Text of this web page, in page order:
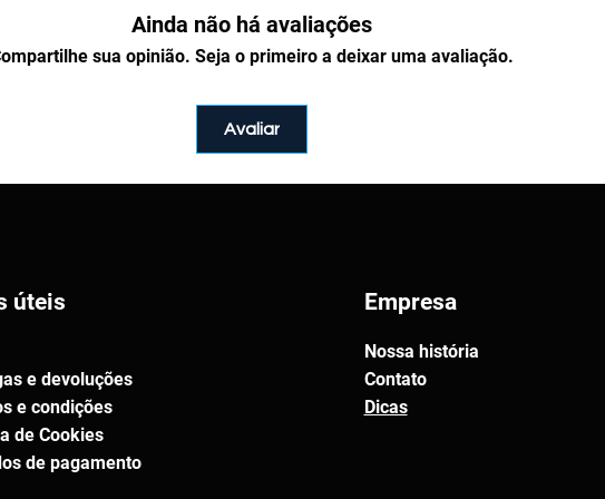
fazer o download de seus
agradecimento do checkout e
aparecerão no seu perfil,
Qualquer dúvida, pode
equipe, que estará disponível
18h. Atendemos pelo
um aplicativo de
divulgação.
produtos físicos.
e até modificar os projetos sem
Ainda não há avaliações
sua opinião. Seja o primeiro a deixar uma avaliação.
Avaliar
úteis
e devoluções
e condições
de Cookies
de pagamento
Empresa
Nossa história
Contato
Dicas